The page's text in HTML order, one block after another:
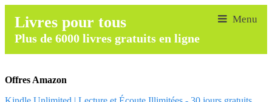
Livres pour tous
Plus de 6000 livres gratuits en ligne
Offres Amazon